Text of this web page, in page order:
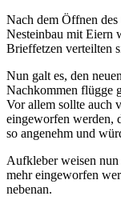
Nach dem Öffnen
Nesteinbau mit Eiern
Brieffetzen verteilten
Nun galt es, den
Nachkommen flügge
Vor allem sollte auch
eingeworfen werden,
so angenehm und
Aufkleber weisen
mehr eingeworfen
nebenan.